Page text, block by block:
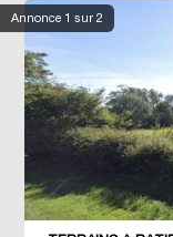
Annonce 1 sur 2